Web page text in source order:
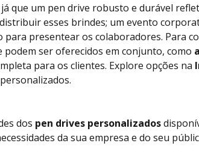
que um pen drive robusto e durável
esses brindes; um evento
presentear os colaboradores. Para
ser oferecidos em conjunto, como
para os clientes. Explore opções na
dos pen drives personalizados
da sua empresa e do seu